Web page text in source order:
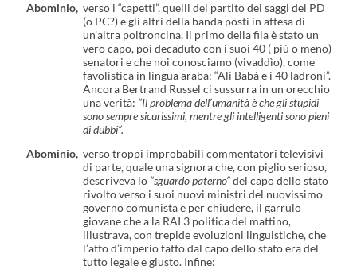
Abominio, verso i “capetti”, quelli del partito dei saggi del PD
(o PC?) e gli altri della banda posti in attesa di
un’altra poltroncina. Il primo della fila è stato un
vero capo, poi decaduto con i suoi 40 ( più o meno)
senatori e che noi conosciamo (vivaddìo), come
favolistica in lingua araba: “Alì Babà e i 40 ladroni”.
Ancora Bertrand Russel ci sussurra in un orecchio
una verità: “Il problema dell’umanità è che gli stupidi
sonosempre sicurissimi, mentre gli intelligenti sono pieni
di dubbi”.
Abominio, verso troppi improbabili commentatori televisivi
di parte, quale una signora che, con piglio serioso,
descriveva lo “sguardo paterno”del capo dello stato
rivolto verso i suoi nuovi ministri del nuovissimo
governo comunista e per chiudere, il garrulo
giovane che a la RAI 3 politica del mattino,
illustrava, con trepide evoluzioni linguistiche, che
l’atto d’imperio fatto dal capo dello stato era del
tutto legale e giusto. Infine: